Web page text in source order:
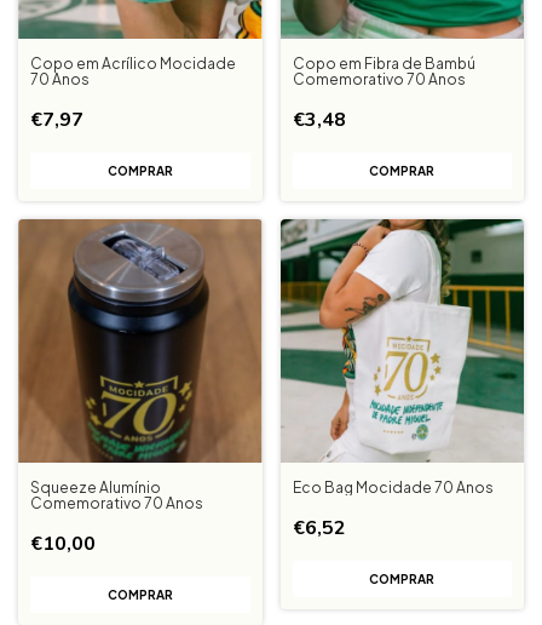
Copo em Acrílico Mocidade
70 Anos
€7,97
Copo em Fibra de Bambú
Comemorativo 70 Anos
€3,48
Squeeze Alumínio
Comemorativo 70 Anos
€10,00
Eco Bag Mocidade 70 Anos
€6,52